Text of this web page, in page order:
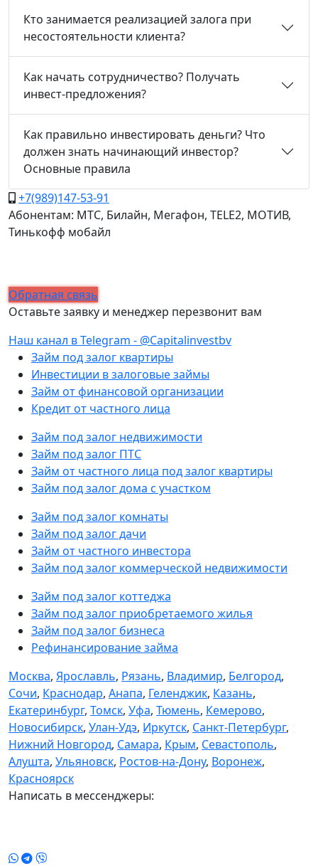
Кто занимается реализацией залога при
несостоятельности клиента?
Как начать сотрудничество? Получать
инвест-предложения?
Как правильно инвестировать деньги? Что
должен знать начинающий инвестор?
Основные правила
+7(989)147-53-91
Абонентам: МТС, Билайн, Мегафон, TELE2, МОТИВ,
Тинькофф мобайл
Обратная связь
Оставьте заявку и менеджер перезвонит вам
Наш канал в Telegram - @Capitalinvestbv
Займ под залог квартиры
Инвестиции в залоговые займы
Займ от финансовой организации
Кредит от частного лица
Займ под залог недвижимости
Займ под залог ПТС
Займ от частного лица под залог квартиры
Займ под залог дома с участком
Займ под залог комнаты
Займ под залог дачи
Займ от частного инвестора
Займ под залог коммерческой недвижимости
Займ под залог коттеджа
Займ под залог приобретаемого жилья
Займ под залог бизнеса
Рефинансирование займа
Москва, Ярославль, Рязань, Владимир, Белгород,
Сочи, Краснодар, Анапа, Геленджик, Казань,
Екатеринбург, Томск, Уфа, Тюмень, Кемерово,
Новосибирск, Улан-Удэ, Иркутск, Санкт-Петербург,
Нижний Новгород, Самара, Крым, Севастополь,
Алушта, Ульяновск, Ростов-на-Дону, Воронеж,
Красноярск
Написать в мессенджеры: